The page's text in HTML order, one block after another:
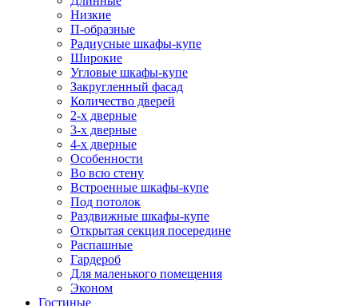
Низкие
П-образные
Радиусные шкафы-купе
Широкие
Угловые шкафы-купе
Закругленный фасад
Количество дверей
2-х дверные
3-х дверные
4-х дверные
Особенности
Во всю стену
Встроенные шкафы-купе
Под потолок
Раздвижные шкафы-купе
Открытая секция посередине
Распашные
Гардероб
Для маленького помещения
Эконом
Гостиные